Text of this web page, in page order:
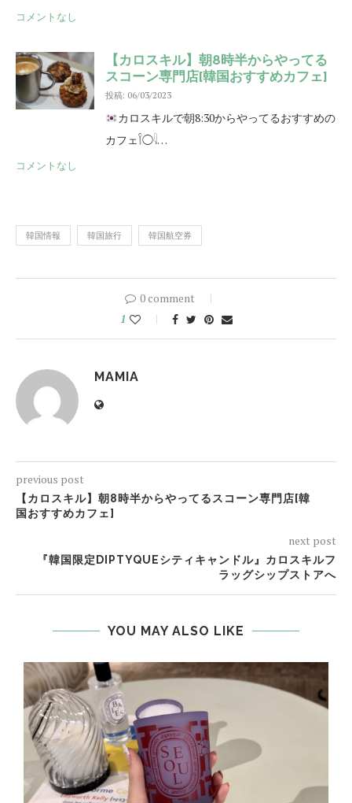
コメントなし
【カロスキル】朝8時半からやってる
スコーン専門店[韓国おすすめカフェ]
投稿: 06/03/2023
カロスキルで朝8:30からやってるおすすめの
カフェ𓌉◯𓇋…
コメントなし
韓国情報 韓国旅行 韓国航空券
0 comment
1
MAMIA
previous post
【カロスキル】朝8時半からやってるスコーン専門店[韓
国おすすめカフェ]
next post
『韓国限定DIPTYQUEシティキャンドル』カロスキルフ
ラッグシップストアへ
YOU MAY ALSO LIKE